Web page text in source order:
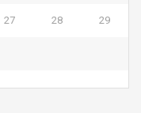
27 28 29